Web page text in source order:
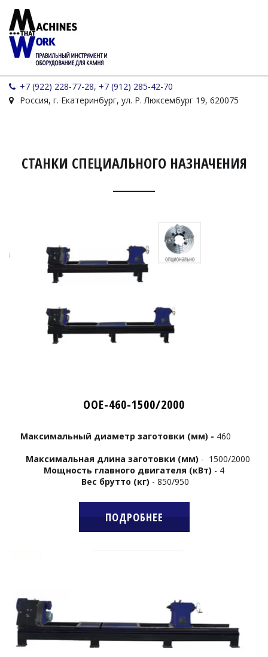
+7 (922) 228-77-28, +7 (912) 285-42-70
Россия, г. Екатеринбург, ул. Р. Люксембург 19, 620075
СТАНКИ СПЕЦИАЛЬНОГО НАЗНАЧЕНИЯ
OOE-460-1500/2000
Максимальный диаметр заготовки (мм) - 460
Максимальная длина заготовки (мм) - 1500/2000
Мощность главного двигателя (кВт) - 4
Вес брутто (кг) - 850/950
ПОДРОБНЕЕ